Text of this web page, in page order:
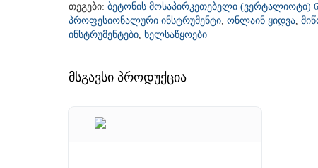
თეგები: ბეტონის მოსაპირკეთებელი (ვერტალიოტი) 6
პროფესიონალური ინსტრუმენტი ონლაინ ყიდვა
ინსტრუმენტები ხელსაწყოები
მსგავსი პროდუქცია